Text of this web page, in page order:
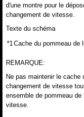
d'une montre pour le
changement de vitesse.
Texte du schéma
*1 Cache du pommeau de
REMARQUE:
Ne pas maintenir le cache
changement de vitesse
ensemble de pommeau
vitesse.